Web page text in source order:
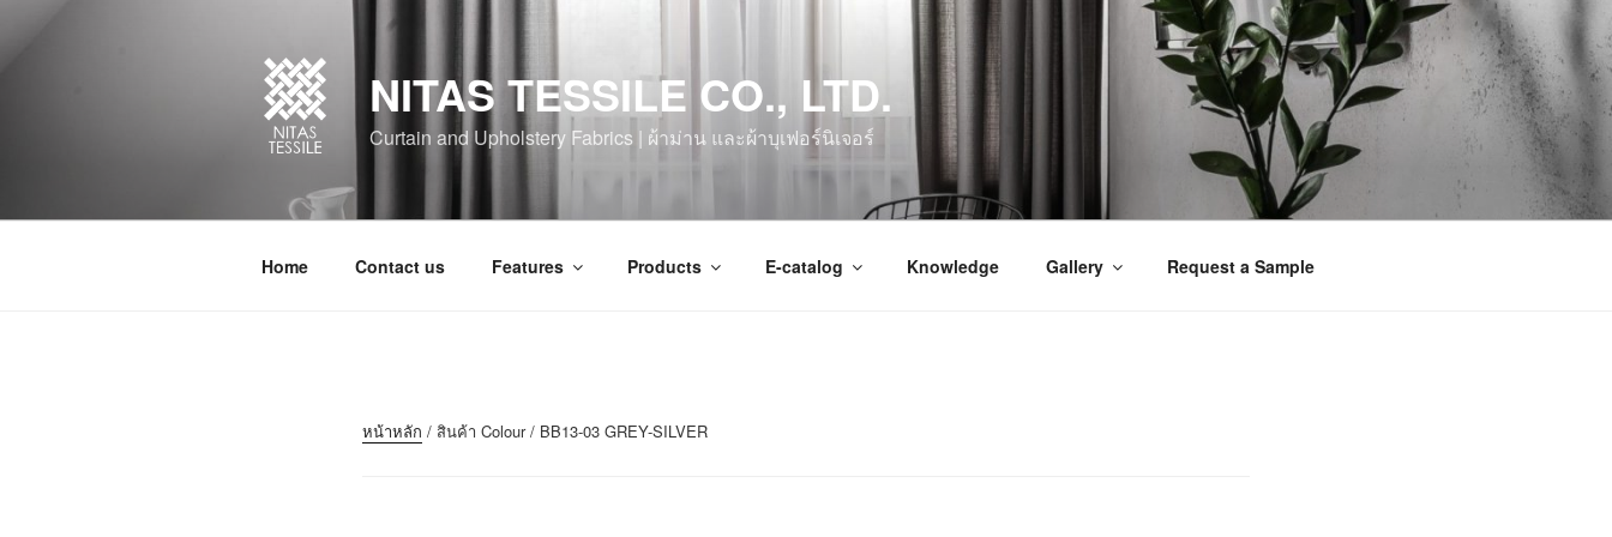
NITAS TESSILE CO., LTD.
Curtain and Upholstery Fabrics | ผ้าม่าน และผ้าบุเฟอร์นิเจอร์
Home Contact us Features Products E-catalog Knowledge Gallery Request a Sample
หน้าหลัก / สินค้า Colour / BB13-03 GREY-SILVER